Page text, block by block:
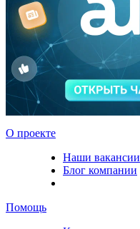
О проекте
Наши вакансии
Блог компании
Помощь